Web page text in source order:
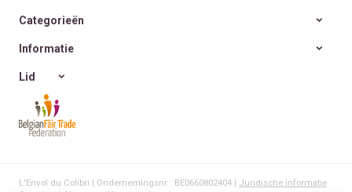
Categorieën
Informatie
Lid
L'Envol du Colibri | Ondernemingsnr : BE0660802404 | Juridische informatie